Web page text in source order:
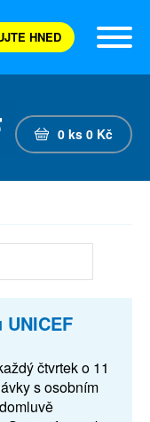
HNED
0 ks 0 Kč
čtvrtek o 11
s osobním